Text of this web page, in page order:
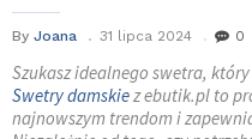
By Joana 31 lipca 2024 0
Szukasz idealnego swetra,
Swetry damskiez ebutik.pl to
najnowszym trendom i